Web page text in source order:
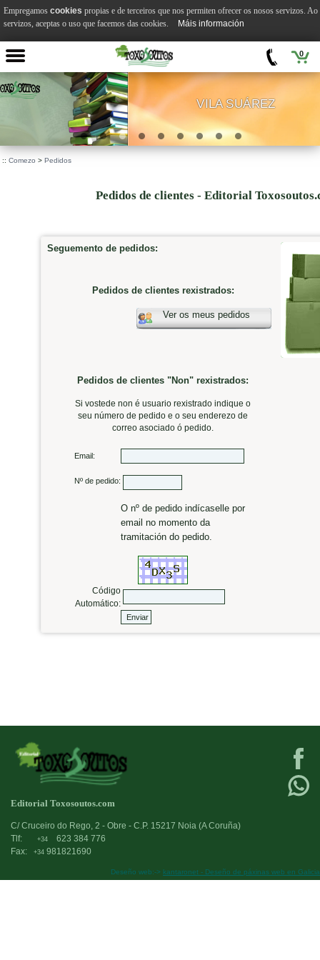
0
VILA SUÁREZ
:: Comezo > Pedidos
Pedidos de clientes - Editorial
Seguemento de pedidos:
Pedidos de clientes rexistrados:
Ver os meus pedidos
Pedidos de clientes "Non" rexistrados:
Si vostede non é usuario rexistrado indique o
seu número de pedido e o seu enderezo de
correo asociado ó pedido.
Email:
Nº de pedido:
O nº de pedido indícaselle por
email no momento da
tramitación do pedido.
Código
Automático:
Editorial Toxosoutos.com
C/ Cruceiro do Rego, 2 - Obre - C.P. 15217 Noia (A Coruña)
Tlf:
+34
623 384 776
Fax:
+34 981821690
Deseño web:-> kantaronet - Deseño de páxinas web en Galicia
Empregamos cookies propias e de terceiros que nos permiten ofrecer os nosos servizos.
servizos, aceptas o uso que facemos das cookies.
Máis información